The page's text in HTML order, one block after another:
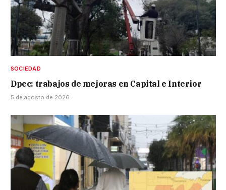
SOCIEDAD
Dpec: trabajos de mejoras en Capital e Interior
5 de agosto de 2026